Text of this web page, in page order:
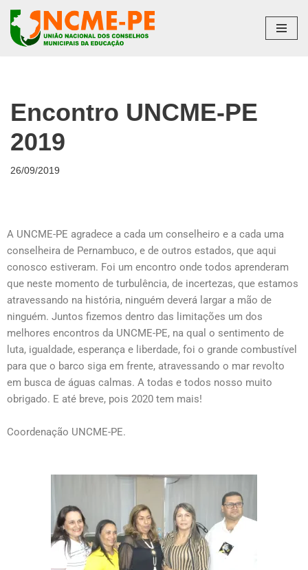
Pular
Encontro UNCME-PE
2019
26/09/2019
A UNCME-PE agradece a cada um conselheiro e a cada uma
conselheira de Pernambuco, e de outros estados, que aqui
conosco estiveram. Foi um encontro onde todos aprenderam
que neste momento de turbulência, de incertezas, que estamos
atravessando na história, ninguém deverá largar a mão de
ninguém. Juntos fizemos dentro das limitações um dos
melhores encontros da UNCME-PE, na qual o sentimento de
luta, igualdade, esperança e liberdade, foi o grande combustível
para que o barco siga em frente, atravessando o mar revolto
em busca de águas calmas. A todas e todos nosso muito
obrigado. E até breve, pois 2020 tem mais!
Coordenação UNCME-PE.